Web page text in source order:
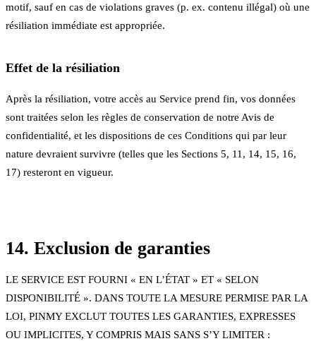
motif, sauf en cas de violations graves (p. ex. contenu illégal) où une
résiliation immédiate est appropriée.
Effet de la résiliation
Après la résiliation, votre accès au Service prend fin, vos données
sont traitées selon les règles de conservation de notre Avis de
confidentialité, et les dispositions de ces Conditions qui par leur
nature devraient survivre (telles que les Sections 5, 11, 14, 15, 16,
17) resteront en vigueur.
14. Exclusion de garanties
LE SERVICE EST FOURNI « EN L’ÉTAT » ET « SELON
DISPONIBILITÉ ». DANS TOUTE LA MESURE PERMISE PAR LA
LOI, PINMY EXCLUT TOUTES LES GARANTIES, EXPRESSES
OU IMPLICITES, Y COMPRIS MAIS SANS S’Y LIMITER :